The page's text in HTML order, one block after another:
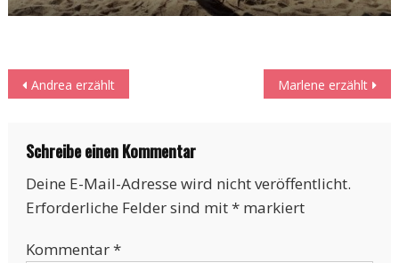
Beitragsnavigation
Andrea erzählt Marlene erzählt
Schreibe einen Kommentar
Deine E-Mail-Adresse wird nicht veröffentlicht.
Erforderliche Felder sind mit*markiert
Kommentar*